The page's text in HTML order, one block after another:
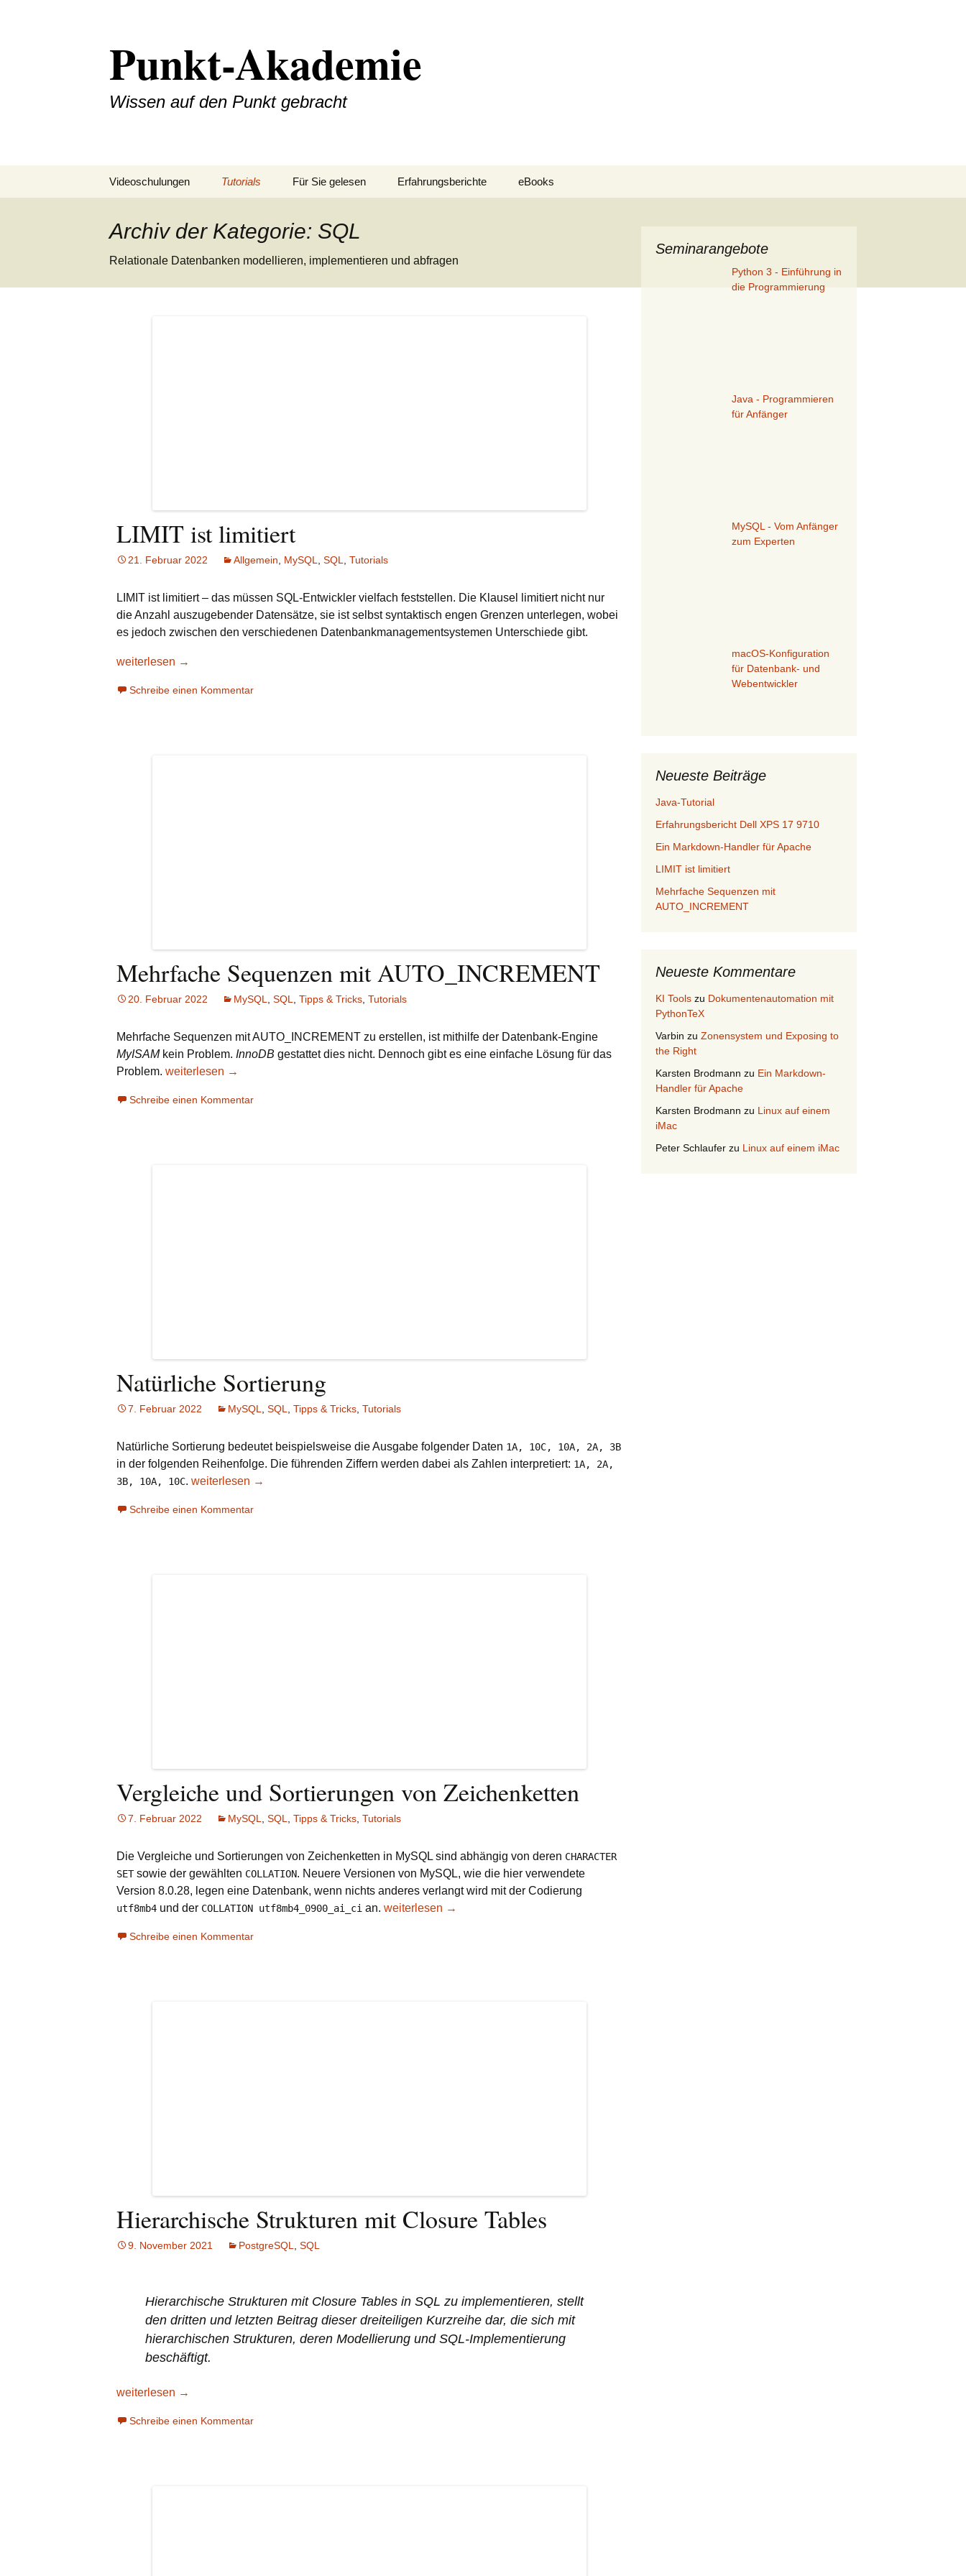
Punkt-Akademie
Wissen auf den Punkt gebracht
Videoschulungen Tutorials
Software
Mathematik
Programmierung SQL MySQL
Für Sie gelesen Erfahrungsberichte eBooks
Archiv der Kategorie: SQL
Relationale Datenbanken modellieren, implementieren und abfragen
LIMIT ist limitiert
21. Februar 2022 Allgemein MySQL SQL Tutorials
LIMIT ist limitiert – das müssen SQL-Entwickler vielfach feststellen. Die Klausel limitiert nicht nur
die Anzahl auszugebender Datensätze, sie ist selbst syntaktisch engen Grenzen unterlegen, wobei
es jedoch zwischen den verschiedenen Datenbankmanagementsystemen Unterschiede gibt.
LIMIT ist limitiert
weiterlesen →
Schreibe einen Kommentar
Mehrfache Sequenzen mit AUTO_INCREMENT
20. Februar 2022 MySQL SQL Tipps & Tricks Tutorials
Mehrfache Sequenzen mit AUTO_INCREMENT zu erstellen, ist mithilfe der Datenbank-Engine
MyISAMkein Problem. InnoDB gestattet dies nicht. Dennoch gibt es eine einfache Lösung für das
Problem. Mehrfache Sequenzen mit AUTO_INCREMENT
weiterlesen →
Schreibe einen Kommentar
Natürliche Sortierung
7. Februar 2022 MySQL SQL Tipps & Tricks Tutorials
Natürliche Sortierung bedeutet beispielsweise die Ausgabe folgender Daten 1A, 10C, 10A, 2A, 3B
in der folgenden Reihenfolge. Die führenden Ziffern werden dabei als Zahlen interpretiert: 1A, 2A,
3B, 10A, 10C. Natürliche Sortierung
weiterlesen →
Schreibe einen Kommentar
Vergleiche und Sortierungen von Zeichenketten
7. Februar 2022 MySQL SQL Tipps & Tricks Tutorials
Die Vergleiche und Sortierungen von Zeichenketten in MySQL sind abhängig von deren CHARACTER
SETsowie der gewählten COLLATION. Neuere Versionen von MySQL, wie die hier verwendete
Version 8.0.28, legen eine Datenbank, wenn nichts anderes verlangt wird mit der Codierung
utf8mb4 und der COLLATION utf8mb4_0900_ai_ci an. Vergleiche und Sortierungen von Zeichenketten
weiterlesen →
Schreibe einen Kommentar
Hierarchische Strukturen mit Closure Tables
9. November 2021 PostgreSQL SQL
Hierarchische Strukturen mit Closure Tables in SQL zu implementieren, stellt
den dritten und letzten Beitrag dieser dreiteiligen Kurzreihe dar, die sich mit
hierarchischen Strukturen, deren Modellierung und SQL-Implementierung
beschäftigt.
Hierarchische Strukturen mit Closure Tables
weiterlesen →
Schreibe einen Kommentar
Seminarangebote
Python 3 - Einführung in
die Programmierung
Java - Programmieren
für Anfänger
MySQL - Vom Anfänger
zum Experten
macOS-Konfiguration
für Datenbank- und
Webentwickler
Neueste Beiträge
Java-Tutorial
Erfahrungsbericht Dell XPS 17 9710
Ein Markdown-Handler für Apache
LIMIT ist limitiert
Mehrfache Sequenzen mit
AUTO_INCREMENT
Neueste Kommentare
KI Tools zu Dokumentenautomation mit
PythonTeX
Varbin zu Zonensystem und Exposing to
the Right
Karsten Brodmann zu Ein Markdown-
Handler für Apache
Karsten Brodmann zu Linux auf einem
iMac
Peter Schlaufer zu Linux auf einem iMac